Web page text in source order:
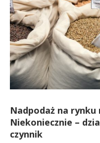
Nadpodaż na rynku
Niekoniecznie –
czynnik